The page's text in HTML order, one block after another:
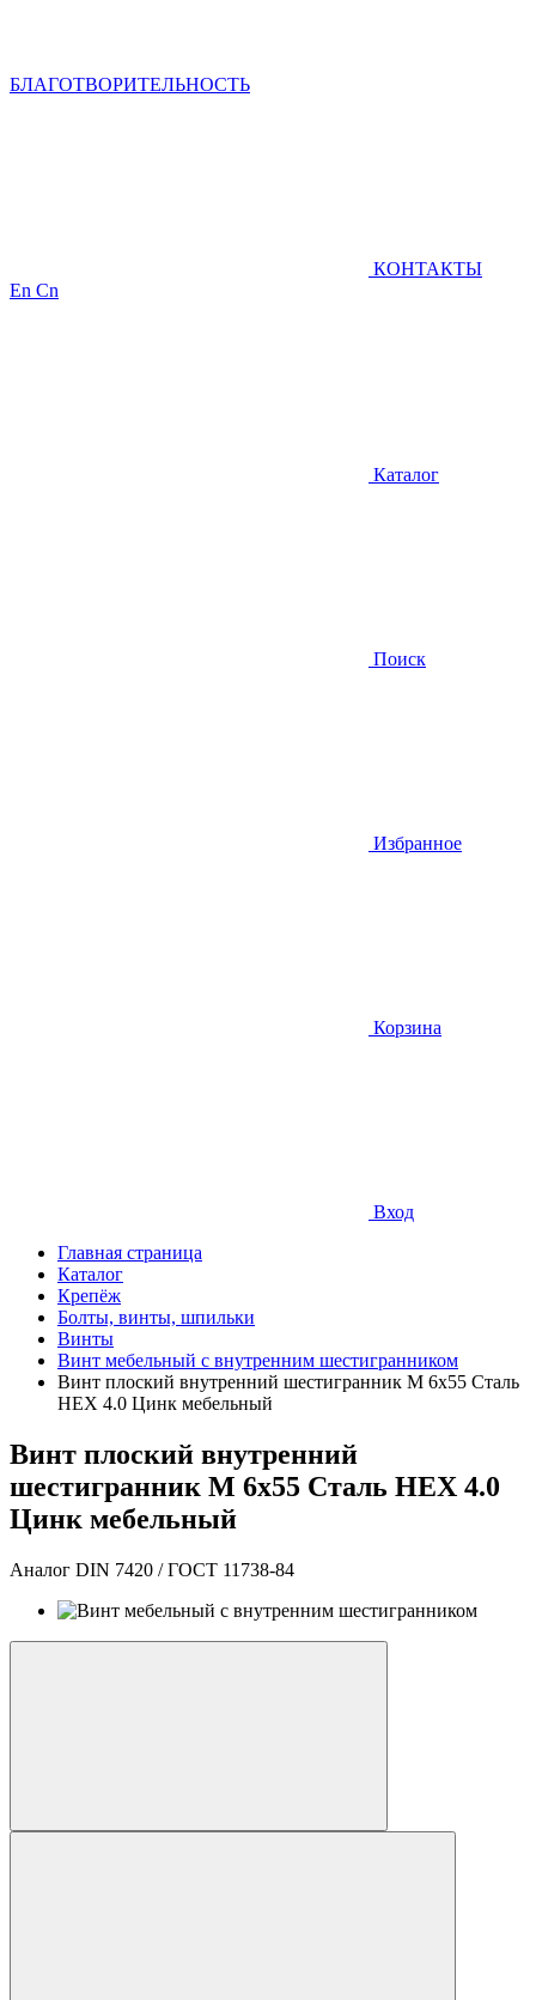
БЛАГОТВОРИТЕЛЬНОСТЬ
КОНТАКТЫ
En Cn
Каталог
Поиск
Избранное
Корзина
Вход
Главная страница
Каталог
Крепёж
Болты, винты, шпильки
Винты
Винт мебельный с внутренним шестигранником
Винт плоский внутренний шестигранник М 6х55 Сталь
HEX 4.0 Цинк мебельный
Винт плоский внутренний
шестигранник М 6х55 Сталь HEX 4.0
Цинк мебельный
Аналог DIN 7420 / ГОСТ 11738-84